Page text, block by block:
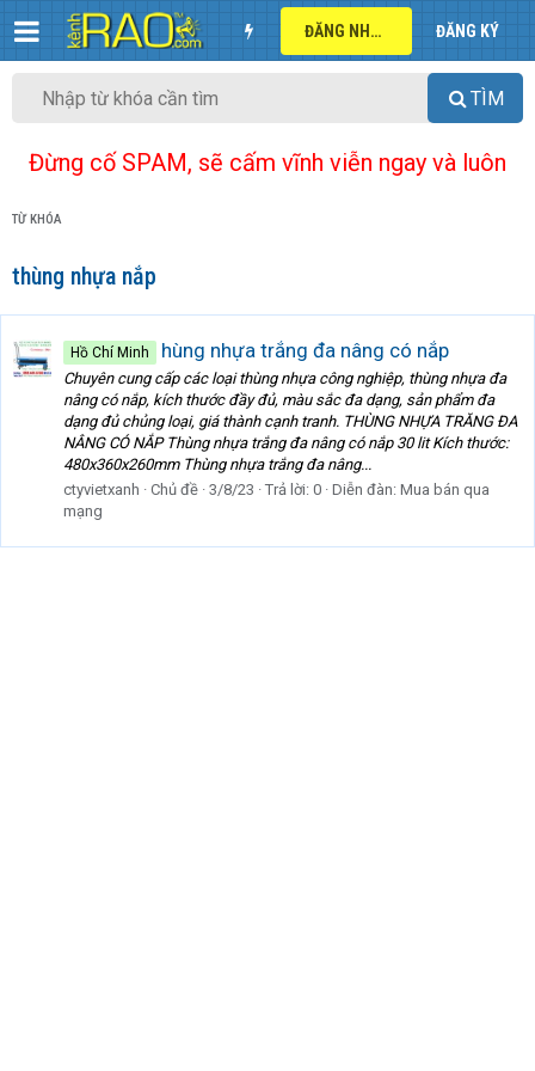
ĐĂNG NHẬP ĐĂNG KÝ
TÌM
Đừng cố SPAM, sẽ cấm vĩnh viễn ngay và luôn
TỪ KHÓA
thùng nhựa nắp
Hồ Chí Minh hùng nhựa trắng đa nâng có nắp
Chuyên cung cấp các loại thùng nhựa công nghiệp, thùng nhựa đa
nâng có nắp, kích thước đầy đủ, màu sắc đa dạng, sản phẩm đa
dạng đủ chủng loại, giá thành cạnh tranh. THÙNG NHỰA TRĂNG ĐA
NÂNG CÓ NẮP Thùng nhựa trắng đa nâng có nắp 30 lit Kích thước:
480x360x260mm Thùng nhựa trắng đa nâng...
ctyvietxanh
Chủ đề 3/8/23 Trả lời: 0 Diễn đàn: Mua bán qua
mạng